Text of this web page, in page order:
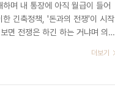
며 내 통장에 아직 월급이 들어
한 긴축정책, '돈과의 전쟁'이 시작
면 전쟁은 하긴 하는 거냐며 의문
러 번 나눠서 해야 했다. 그런데
을 따라 잘..
더보기